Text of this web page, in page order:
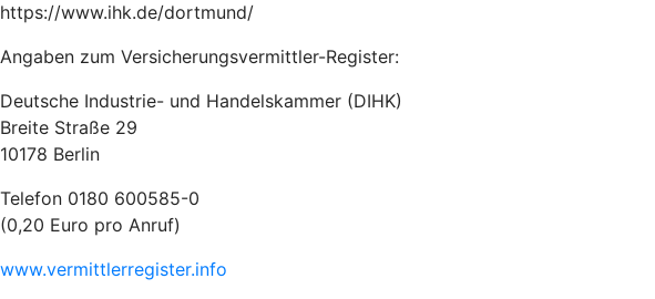
https://www.ihk.de/dortmund/
Angaben zum Versicherungsvermittler-Register:
Deutsche Industrie- und Handelskammer (DIHK)
Breite Straße 29
10178 Berlin
Telefon 0180 600585-0
(0,20 Euro pro Anruf)
www.vermittlerregister.info